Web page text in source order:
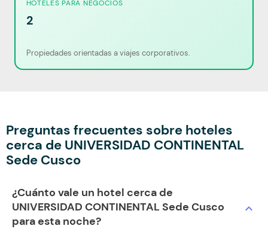
HOTELES PARA NEGOCIOS
2
Propiedades orientadas a viajes corporativos.
Preguntas frecuentes sobre hoteles
cerca de UNIVERSIDAD CONTINENTAL
Sede Cusco
¿Cuánto vale un hotel cerca de
UNIVERSIDAD CONTINENTAL Sede Cusco
para esta noche?
expand_more